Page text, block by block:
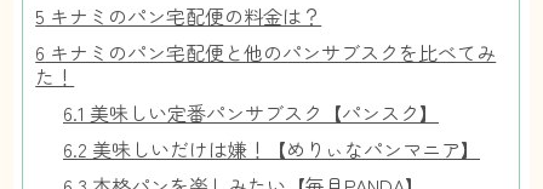
5 キナミのパン宅配便の料金は？
6 キナミのパン宅配便と他のパンサブスクを比べてみ
た！
6.1 美味しい定番パンサブスク【パンスク】
6.2 美味しいだけは嫌！【めりぃなパンマニア】